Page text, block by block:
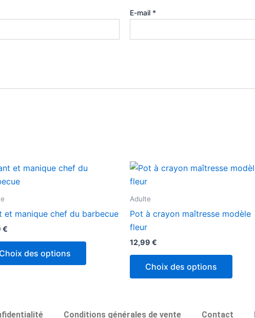
E-mail *
et manique chef du barbecue
€
Choix des options
Adulte
Pot à crayon maîtresse modèle
fleur
12,99 €
Choix des options
Conditions générales de vente Contact